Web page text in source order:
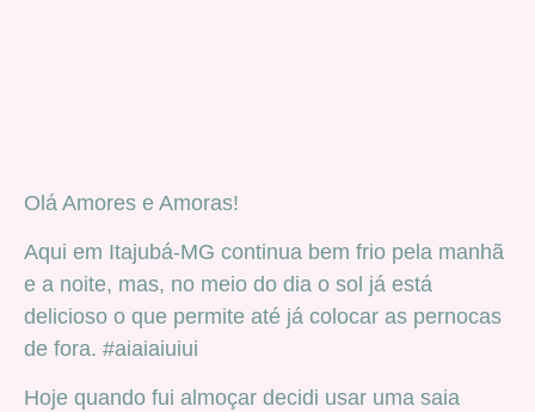
Olá Amores e Amoras!
Aqui em Itajubá-MG continua bem frio pela manhã
e a noite, mas, no meio do dia o sol já está
delicioso o que permite até já colocar as pernocas
de fora. #aiaiaiuiui
Hoje quando fui almoçar decidi usar uma saia